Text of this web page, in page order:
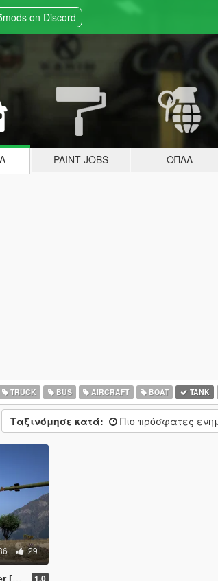
on Discord
PAINT JOBS ΌΠΛΑ
TRUCK BUS AIRCRAFT BOAT TANK
Ταξινόμησε κατά: Πιο πρόσφατες
29
1.0